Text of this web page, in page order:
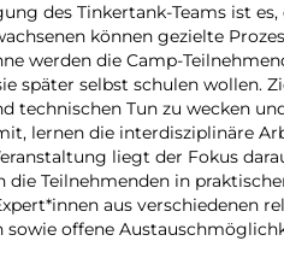
des Tinkertank-Teams ist
können gezielte
werden die Camp-
später selbst schulen wollen.
technischen Tun zu wecken
lernen die interdisziplinäre
liegt der Fokus
die Teilnehmenden in
aus verschiedenen
sowie offene